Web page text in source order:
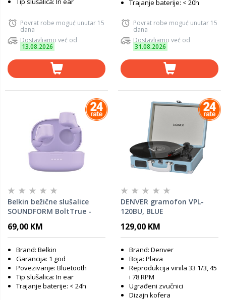
Povrat robe moguć unutar 15
dana
Dostavljamo već od
13.08.2026
Trajanje baterije: < 20h
Povrat robe moguć unutar 15
dana
Dostavljamo već od
31.08.2026
Belkin bežične slušalice
SOUNDFORM BoltTrue -
69,00 KM
Brand: Belkin
Garancija: 1 god
Povezivanje: Bluetooth
Tip slušalica: In ear
Trajanje baterije: < 24h
DENVER gramofon VPL-
120BU, BLUE
129,00 KM
Brand: Denver
Boja: Plava
Reprodukcija vinila 33 1/3, 45
i 78 RPM
Ugrađeni zvučnici
Dizajn kofera